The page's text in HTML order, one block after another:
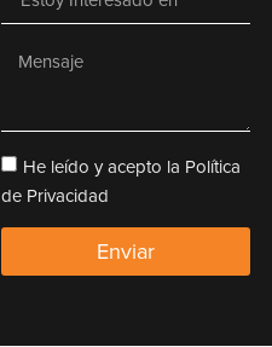
He leído y acepto la Política
de Privacidad
Enviar